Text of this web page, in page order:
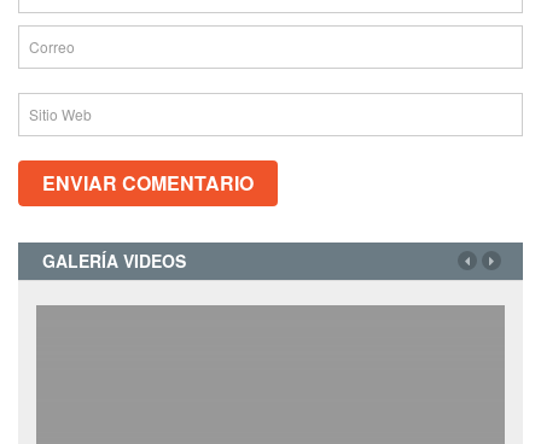
GALERÍA VIDEOS